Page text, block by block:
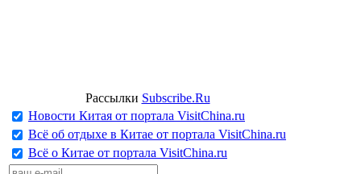
Рассылки Subscribe.Ru
Новости Китая от портала VisitChina.ru
Всё об отдыхе в Китае от портала VisitChina.ru
Всё о Китае от портала VisitChina.ru